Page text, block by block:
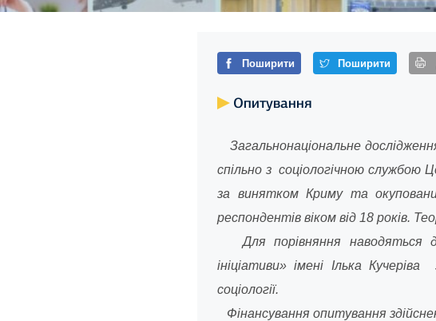
Поширити Поширити
Опитування
Загальнонаціональне
спільно з соціологічною службою
за винятком Криму та
респондентів віком від 18 років.
Для порівняння наводяться
ініціативи» імені Ілька
соціології.
Фінансування опитування